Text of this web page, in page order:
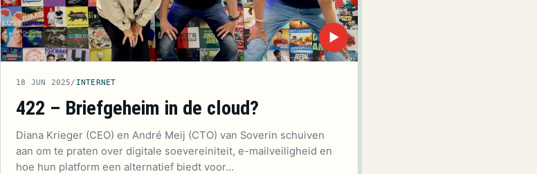
▶
18 JUN 2025/ INTERNET
422 – Briefgeheim in de cloud?
Diana Krieger (CEO) en André Meij (CTO) van Soverin schuiven
aan om te praten over digitale soevereiniteit, e-mailveiligheid en
hoe hun platform een alternatief biedt voor…